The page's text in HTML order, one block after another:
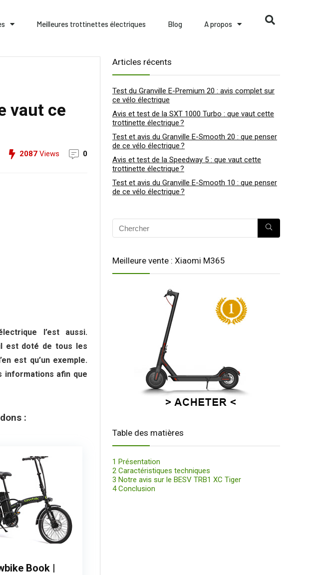
Meilleures trottinettes électriques Blog A propos
vaut ce
2087 Views 0
l’est aussi.
est doté de tous les
est qu’un exemple.
informations afin que
:
Book |
Articles récents
Test du Granville E-Premium 20 : avis complet sur
ce vélo électrique
Avis et test de la SXT 1000 Turbo : que vaut cette
trottinette électrique ?
Test et avis du Granville E-Smooth 20 : que penser
de ce vélo électrique ?
Avis et test de la Speedway 5 : que vaut cette
trottinette électrique ?
Test et avis du Granville E-Smooth 10 : que penser
de ce vélo électrique ?
Meilleure vente : Xiaomi M365
Table des matières
1 Présentation
2 Caractéristiques techniques
3 Notre avis sur le BESV TRB1 XC Tiger
4Conclusion